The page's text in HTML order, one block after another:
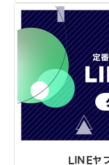
LINEヤ